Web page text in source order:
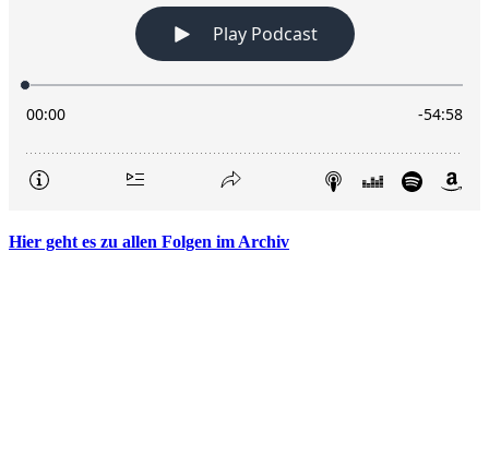
Hier geht es zu allen Folgen im Archiv